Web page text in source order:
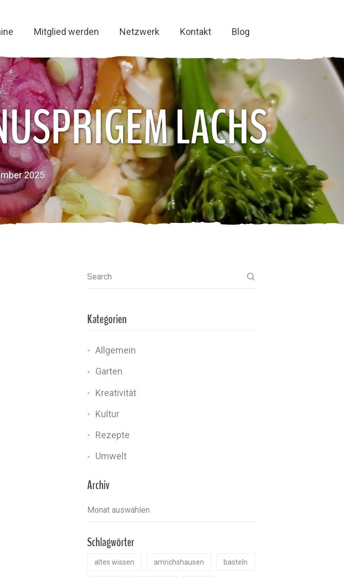
Mitglied werden Netzwerk Kontakt Blog
LACHS
2025
Search
Kategorien
Allgemein
Garten
Kreativität
Kultur
Rezepte
Umwelt
Archiv
Schlagwörter
altes wissen amrichshausen basteln